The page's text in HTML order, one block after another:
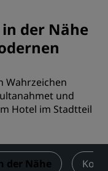
der Nähe
Wahrzeichen
und
Hotel im Stadtteil
der Nähe